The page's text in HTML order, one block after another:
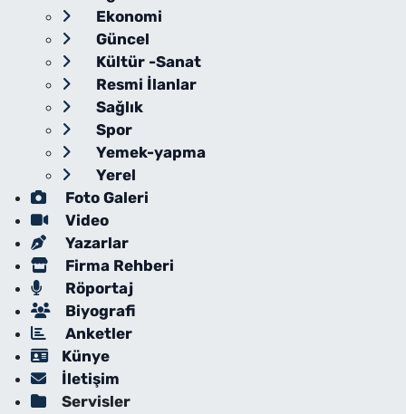
Ekonomi
Güncel
Kültür -Sanat
Resmi İlanlar
Sağlık
Spor
Yemek-yapma
Yerel
Foto Galeri
Video
Yazarlar
Firma Rehberi
Röportaj
Biyografi
Anketler
Künye
İletişim
Servisler